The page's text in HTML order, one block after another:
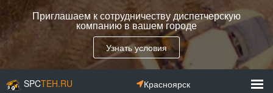
Приглашаем к сотрудничеству диспетчерскую
компанию в вашем городе
Узнать условия
SPCTEH.RU Красноярск